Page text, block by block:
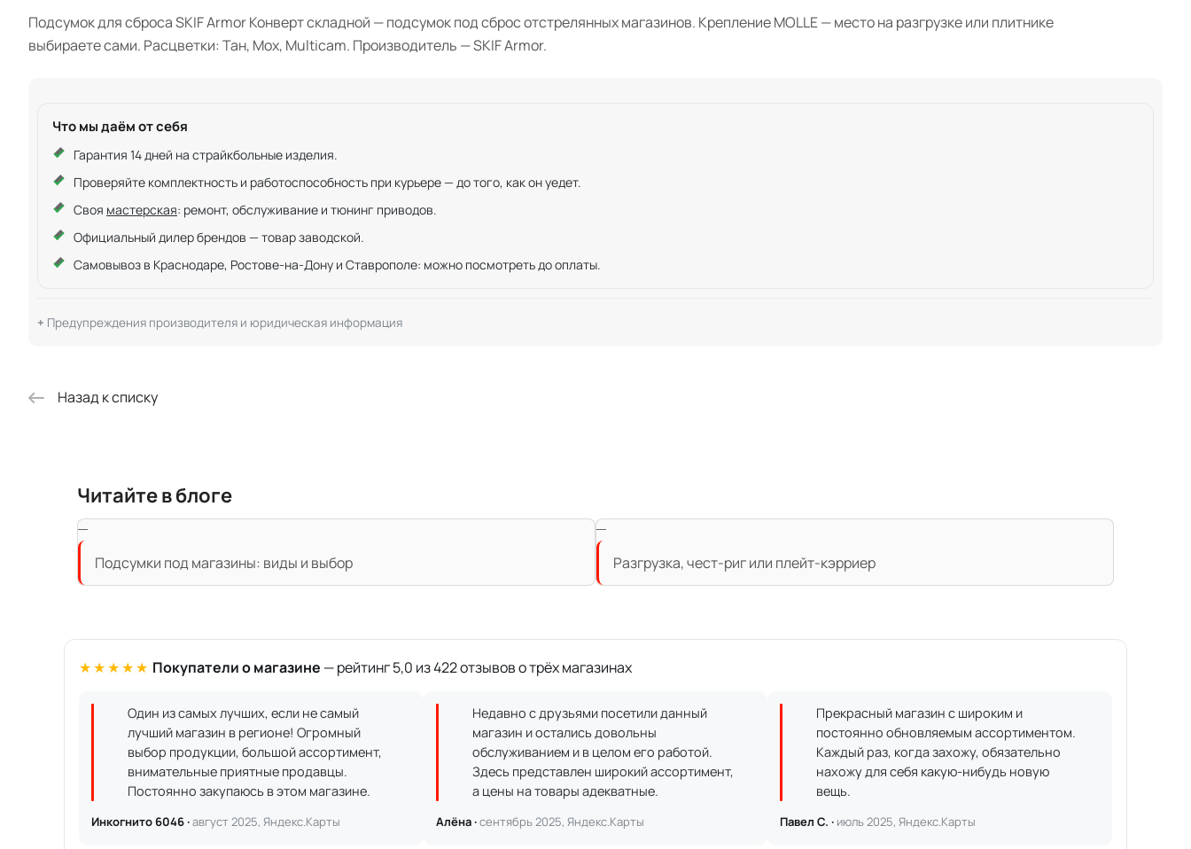
Подсумок для сброса SKIF Armor Конверт складной — подсумок под сброс отстрелянных магазинов. Крепление MOLLE — место на разгрузке или плитнике
выбираете сами. Расцветки: Тан, Мох, Multicam. Производитель — SKIF Armor.
Что мы даём от себя
Гарантия 14 дней на страйкбольные изделия.
Проверяйте комплектность и работоспособность при курьере — до того, как он уедет.
Своя мастерская: ремонт, обслуживание и тюнинг приводов.
Официальный дилер брендов — товар заводской.
Самовывоз в Краснодаре, Ростове-на-Дону и Ставрополе: можно посмотреть до оплаты.
Предупреждения производителя и юридическая информация
Назад к списку
Читайте в блоге
Подсумки под магазины: виды и выбор Разгрузка, чест-риг или плейт-кэрриер
★★★★★ Покупатели о магазине — рейтинг 5,0 из 422 отзывов о трёх магазинах
Один из самых лучших, если не самый
лучший магазин в регионе! Огромный
выбор продукции, большой ассортимент,
внимательные приятные продавцы.
Постоянно закупаюсь в этом магазине.
Инкогнито 6046 ·август 2025, Яндекс.Карты
Недавно с друзьями посетили данный
магазин и остались довольны
обслуживанием и в целом его работой.
Здесь представлен широкий ассортимент,
а цены на товары адекватные.
Алёна ·сентябрь 2025, Яндекс.Карты
Прекрасный магазин с широким и
постоянно обновляемым ассортиментом.
Каждый раз, когда захожу, обязательно
нахожу для себя какую-нибудь новую
вещь.
Павел С. · июль 2025, Яндекс.Карты